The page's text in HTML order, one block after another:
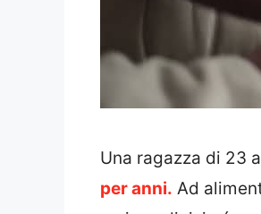
Una ragazza di 23
per anni. Ad